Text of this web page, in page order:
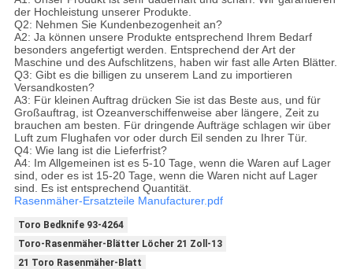
der Hochleistung unserer Produkte.
Q2: Nehmen Sie Kundenbezogenheit an?
A2: Ja können unsere Produkte entsprechend Ihrem Bedarf
besonders angefertigt werden. Entsprechend der Art der
Maschine und des Aufschlitzens, haben wir fast alle Arten Blätter.
Q3: Gibt es die billigen zu unserem Land zu importieren
Versandkosten?
A3: Für kleinen Auftrag drücken Sie ist das Beste aus, und für
Großauftrag, ist Ozeanverschiffenweise aber längere, Zeit zu
brauchen am besten. Für dringende Aufträge schlagen wir über
Luft zum Flughafen vor oder durch Eil senden zu Ihrer Tür.
Q4: Wie lang ist die Lieferfrist?
A4: Im Allgemeinen ist es 5-10 Tage, wenn die Waren auf Lager
sind, oder es ist 15-20 Tage, wenn die Waren nicht auf Lager
sind. Es ist entsprechend Quantität.
Rasenmäher-Ersatzteile Manufacturer.pdf
Toro Bedknife 93-4264
Toro-Rasenmäher-Blätter Löcher 21 Zoll-13
21 Toro Rasenmäher-Blatt